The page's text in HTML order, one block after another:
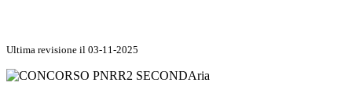
Ultima revisione il 03-11-2025